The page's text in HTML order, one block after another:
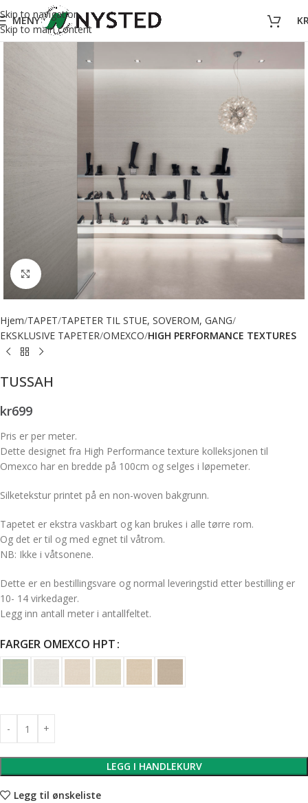
Skip to navigation
Skip to main content
MENY
Forstørr bilde
Hjem TAPET TAPETER TIL STUE, SOVEROM, GANG
EKSKLUSIVE TAPETER OMEXCO HIGH PERFORMANCE TEXTURES
TUSSAH
kr699
Pris er per meter.
Dette designet fra High Performance texture kolleksjonen til
Omexco har en bredde på 100cm og selges i løpemeter.
Silketekstur printet på en non-woven bakgrunn.
Tapetet er ekstra vaskbart og kan brukes i alle tørre rom.
Og det er til og med egnet til våtrom.
NB: Ikke i våtsonene.
Dette er en bestillingsvare og normal leveringstid etter bestilling er
10- 14 virkedager.
Legg inn antall meter i antallfeltet.
FARGER OMEXCO HPT
LEGG I HANDLEKURV
Legg til ønskeliste